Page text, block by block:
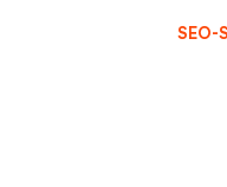
SEO-